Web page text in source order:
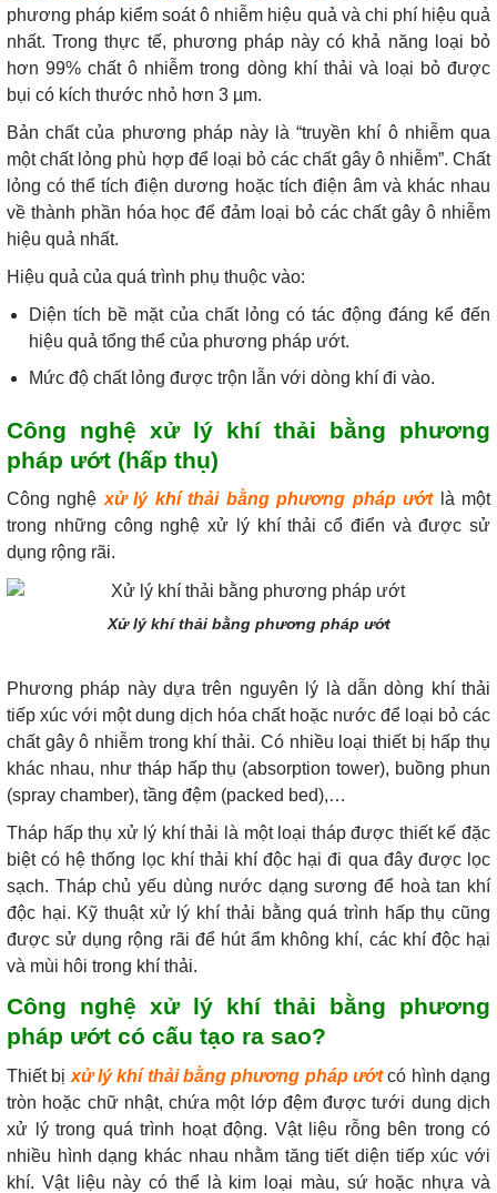
phương pháp kiểm soát ô nhiễm hiệu quả và chi phí hiệu quả
nhất. Trong thực tế, phương pháp này có khả năng loại bỏ
hơn 99% chất ô nhiễm trong dòng khí thải và loại bỏ được
bụi có kích thước nhỏ hơn 3 µm.
Bản chất của phương pháp này là “truyền khí ô nhiễm qua
một chất lỏng phù hợp để loại bỏ các chất gây ô nhiễm”. Chất
lỏng có thể tích điện dương hoặc tích điện âm và khác nhau
về thành phần hóa học để đảm loại bỏ các chất gây ô nhiễm
hiệu quả nhất.
Hiệu quả của quá trình phụ thuộc vào:
Diện tích bề mặt của chất lỏng có tác động đáng kể đến
hiệu quả tổng thể của phương pháp ướt.
Mức độ chất lỏng được trộn lẫn với dòng khí đi vào.
Công nghệ xử lý khí thải bằng phương
pháp ướt (hấp thụ)
Công nghệ xử lý khí thải bằng phương pháp ướtlà một
trong những công nghệ xử lý khí thải cổ điển và được sử
dụng rộng rãi.
Xử lý khí thải bằng phương pháp ướt
Phương pháp này dựa trên nguyên lý là dẫn dòng khí thải
tiếp xúc với một dung dịch hóa chất hoặc nước để loại bỏ các
chất gây ô nhiễm trong khí thải. Có nhiều loại thiết bị hấp thụ
khác nhau, như tháp hấp thụ (absorption tower), buồng phun
(spray chamber), tầng đệm (packed bed),…
Tháp hấp thụ xử lý khí thải là một loại tháp được thiết kế đặc
biệt có hệ thống lọc khí thải khí độc hại đi qua đây được lọc
sạch. Tháp chủ yếu dùng nước dạng sương để hoà tan khí
độc hại. Kỹ thuật xử lý khí thải bằng quá trình hấp thụ cũng
được sử dụng rộng rãi để hút ẩm không khí, các khí độc hại
và mùi hôi trong khí thải.
Công nghệ xử lý khí thải bằng phương
pháp ướt có cấu tạo ra sao?
Thiết bị xử lý khí thải bằng phương pháp ướtcó hình dạng
tròn hoặc chữ nhật, chứa một lớp đệm được tưới dung dịch
xử lý trong quá trình hoạt động. Vật liệu rỗng bên trong có
nhiều hình dạng khác nhau nhằm tăng tiết diện tiếp xúc với
khí. Vật liệu này có thể là kim loại màu, sứ hoặc nhựa và